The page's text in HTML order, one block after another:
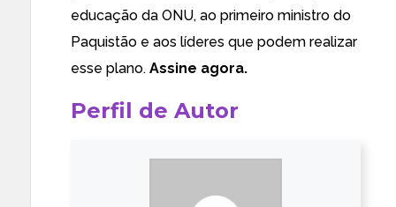
educação da ONU, ao primeiro ministro do
Paquistão e aos líderes que podem realizar
esse plano. Assine agora.
Perfil de Autor